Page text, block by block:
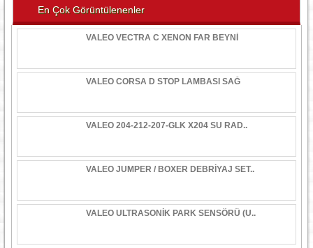
En Çok Görüntülenenler
VALEO VECTRA C XENON FAR BEYNİ
VALEO CORSA D STOP LAMBASI SAĞ
VALEO 204-212-207-GLK X204 SU RAD..
VALEO JUMPER / BOXER DEBRİYAJ SET..
VALEO ULTRASONİK PARK SENSÖRÜ (U..